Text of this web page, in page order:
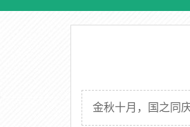
金秋十月，国之同